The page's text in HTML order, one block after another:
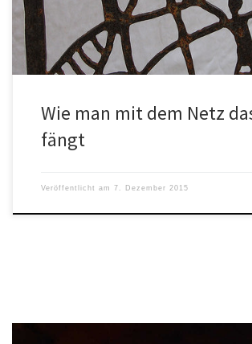
Wie man mit dem Netz
fängt
Veröffentlicht am 7. Dezember 2015